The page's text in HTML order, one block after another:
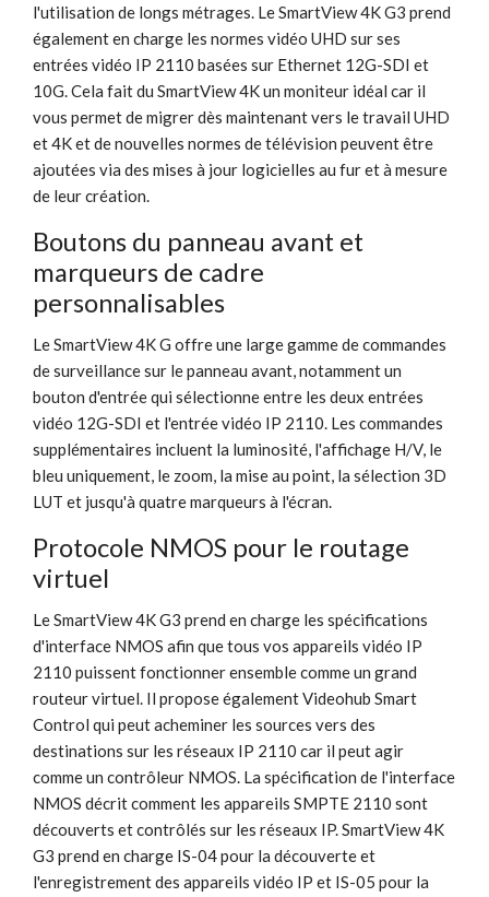
l'utilisation de longs métrages. Le SmartView 4K G3 prend
également en charge les normes vidéo UHD sur ses
entrées vidéo IP 2110 basées sur Ethernet 12G-SDI et
10G. Cela fait du SmartView 4K un moniteur idéal car il
vous permet de migrer dès maintenant vers le travail UHD
et 4K et de nouvelles normes de télévision peuvent être
ajoutées via des mises à jour logicielles au fur et à mesure
de leur création.
Boutons du panneau avant et
marqueurs de cadre
personnalisables
Le SmartView 4K G offre une large gamme de commandes
de surveillance sur le panneau avant, notamment un
bouton d'entrée qui sélectionne entre les deux entrées
vidéo 12G-SDI et l'entrée vidéo IP 2110. Les commandes
supplémentaires incluent la luminosité, l'affichage H/V, le
bleu uniquement, le zoom, la mise au point, la sélection 3D
LUT et jusqu'à quatre marqueurs à l'écran.
Protocole NMOS pour le routage
virtuel
Le SmartView 4K G3 prend en charge les spécifications
d'interface NMOS afin que tous vos appareils vidéo IP
2110 puissent fonctionner ensemble comme un grand
routeur virtuel. Il propose également Videohub Smart
Control qui peut acheminer les sources vers des
destinations sur les réseaux IP 2110 car il peut agir
comme un contrôleur NMOS. La spécification de l'interface
NMOS décrit comment les appareils SMPTE 2110 sont
découverts et contrôlés sur les réseaux IP. SmartView 4K
G3 prend en charge IS-04 pour la découverte et
l'enregistrement des appareils vidéo IP et IS-05 pour la